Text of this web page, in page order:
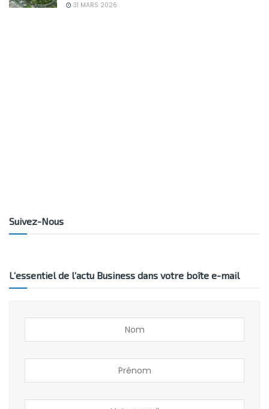
31 MARS 2026
Suivez-Nous
L’essentiel de l’actu Business dans votre boîte e-mail